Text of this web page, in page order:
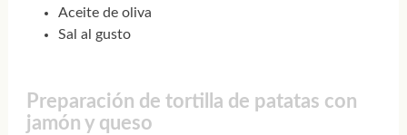
Aceite de oliva
Sal al gusto
Preparación de tortilla de patatas con
jamón y queso